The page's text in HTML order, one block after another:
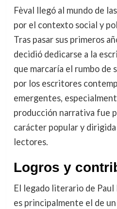
Fèval llegó al mundo de
por el contexto social y
Tras pasar sus primeros
decidió dedicarse a la
que marcaría el rumbo de
por los escritores
emergentes,
producción narrativa fue
carácter popular y dirigida
lectores.
Logros y
El legado literario de
es principalmente el de